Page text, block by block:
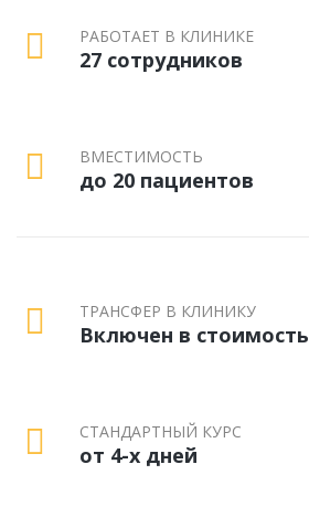
РАБОТАЕТ В КЛИНИКЕ
27 сотрудников
ВМЕСТИМОСТЬ
до 20 пациентов
ТРАНСФЕР В КЛИНИКУ
Включен в стоимость
СТАНДАРТНЫЙ КУРС
от 4-х дней